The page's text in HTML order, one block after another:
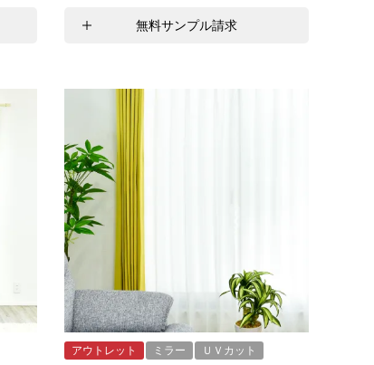
無料サンプル請求
アウトレット ミラー ＵＶカット